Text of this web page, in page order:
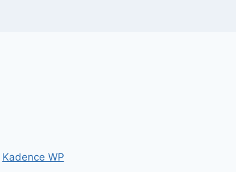
Kadence WP